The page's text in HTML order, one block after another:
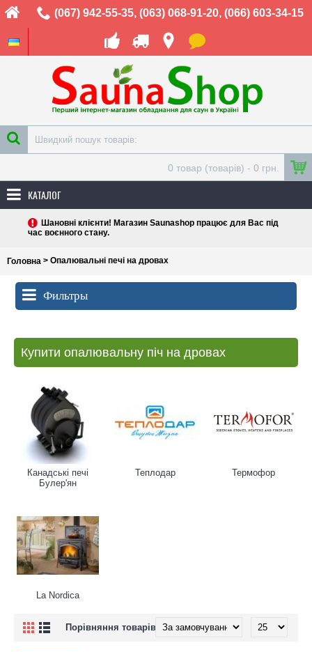
(067) 942-55-35, (063) 068-91-20, (066) 603-34-15
0 товар (товарів) - 0 грн.
КАТАЛОГ
Шановні клієнти! Магазин Saunashop працює для Вас під
час воєнного стану.
Головна > Опалювальні печі на дровах
Фильтры
Купити опалювальну піч на дровах
Канадські печі
Булер'ян
Теплодар Термофор
La Nordica
Порівняння товарів (0)